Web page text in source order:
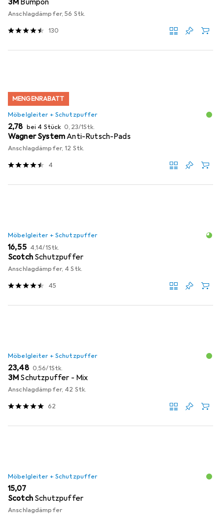
3M Bumpon
Anschlagdämpfer, 56 Stk.
130
MENGENRABATT
Möbelgleiter + Schutzpuffer
EUR
2,78 bei 4 Stück EUR
0,23/1Stk.
Wagner SystemAnti-Rutsch-Pads
Anschlagdämpfer, 12 Stk.
4
Möbelgleiter + Schutzpuffer
EUR
16,55 EUR
4,14/1Stk.
Scotch Schutzpuffer
Anschlagdämpfer, 4 Stk.
45
Möbelgleiter + Schutzpuffer
EUR
23,48 EUR
0,56/1Stk.
3M Schutzpuffer - Mix
Anschlagdämpfer, 42 Stk.
62
Möbelgleiter + Schutzpuffer
EUR
15,07
Scotch Schutzpuffer
Anschlagdämpfer